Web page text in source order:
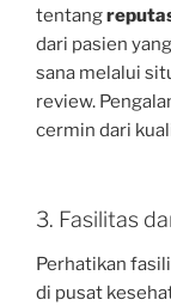
tentang
dari pasien
sana melalui
review.
cermin dari
3. Fasilitas
Perhatikan
di pusat